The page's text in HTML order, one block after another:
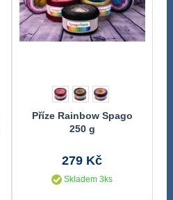
Příze Rainbow Spago
250 g
279 Kč
Skladem 3ks